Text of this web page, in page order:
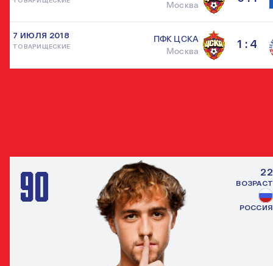
Москва
7 ИЮЛЯ 2018
ТОВАРИЩЕСКИЕ
ПФК ЦСКА
Москва
1 : 4
90 22
ВОЗРАСТ
РОССИЯ